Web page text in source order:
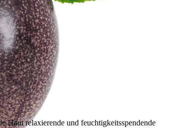
Haut relaxierende und feuchtigkeitsspendende